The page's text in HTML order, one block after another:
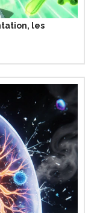
les